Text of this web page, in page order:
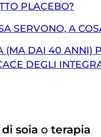
PLACEBO?
SERVONO, A
(MA DAI 40 ANNI)
DEGLI
di soia o terapia